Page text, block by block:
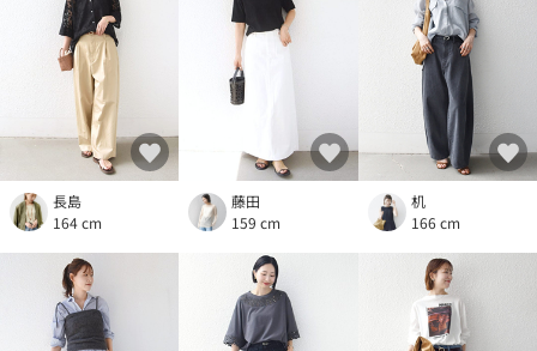
長島
164 cm
藤田
159 cm
机
166 cm